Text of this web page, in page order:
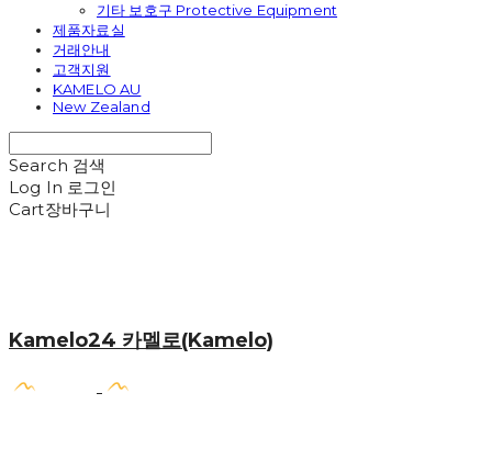
기타 보호구 Protective Equipment
제품자료실
거래안내
고객지원
KAMELO AU
New Zealand
Search 검색
Log In 로그인
Cart장바구니
Kamelo24 카멜로(Kamelo)